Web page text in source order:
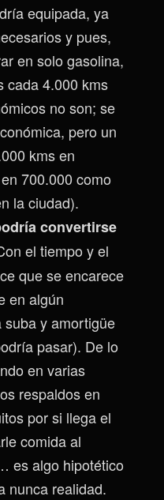
equipada, ya
y pues,
en solo gasolina,
cada 4.000 kms
no son; se
pero un
kms en
700.000 como
la ciudad).
convertirse
el tiempo y el
que se encarece
en algún
suba y amortigüe
pasar). De lo
en varias
respaldos en
por si llega el
comida al
es algo hipotético
nunca realidad.